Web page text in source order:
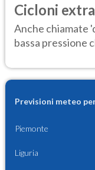
Cicloni
Anche chiamate
bassa pressione
Previsioni meteo
Piemonte
Liguria